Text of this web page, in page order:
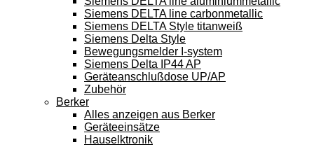
Siemens DELTA line carbonmetallic
Siemens DELTA Style titanweiß
Siemens Delta Style
Bewegungsmelder I-system
Siemens Delta IP44 AP
Geräteanschlußdose UP/AP
Zubehör
Berker
Alles anzeigen aus Berker
Geräteeinsätze
Hauselktronik